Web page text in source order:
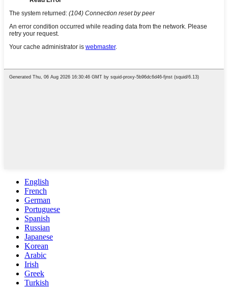
English
French
German
Portuguese
Spanish
Russian
Japanese
Korean
Arabic
Irish
Greek
Turkish